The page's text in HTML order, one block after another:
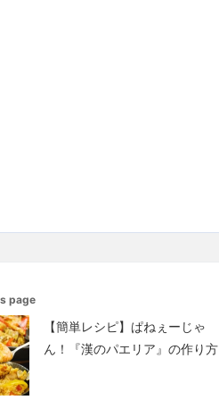
page
【簡単レシピ】ぱねぇーじゃ
ん！『漢のパエリア』の作り方